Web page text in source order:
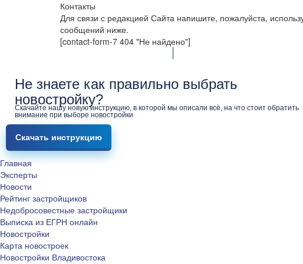
Контакты
Для связи с редакцией Сайта напишите, пожалуйста,
сообщений ниже.
[contact-form-7 404 "Не найдено"]
Не знаете как правильно выбрать
новостройку?
Скачайте нашу новую инструкцию, в которой мы описали всё, на что стоит обратить
внимание при выборе новостройки
Скачать инструкцию
Главная
Эксперты
Новости
Рейтинг застройщиков
Недобросовестные застройщики
Выписка из ЕГРН онлайн
Новостройки
Карта новостроек
Новостройки Владивостока